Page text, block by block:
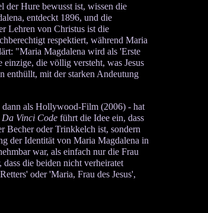
der Hure bewusst ist, wissen die
entdeckt 1896, und die
Lehren von Christus ist die
respektiert, während Maria
"Maria Magdalena wird als 'Erste
einzige, die völlig versteht, was Jesus
enthüllt, mit der starken Andeutung
als Hollywood-Film (2006) - hat
Vinci Codeführt die Idee ein, dass
Becher oder Trinkkelch ist, sondern
der Identität von Maria Magdalena in
war, als einfach nur die Frau
die beiden nicht verheiratet
oder 'Maria, Frau des Jesus',